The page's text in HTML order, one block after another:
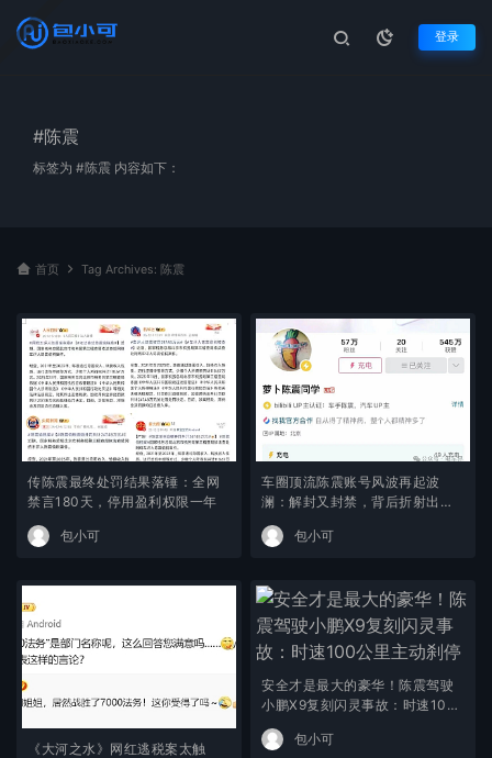
登录
#陈震
标签为 #陈震 内容如下：
首页 Tag Archives: 陈震
传陈震最终处罚结果落锤：全网
禁言180天，停用盈利权限一年
包小可
车圈顶流陈震账号风波再起波
澜：解封又封禁，背后折射出什
么信号？
包小可
《大河之水》网红逃税案太触
安全才是最大的豪华！陈震驾驶
小鹏X9复刻闪灵事故：时速100
公里主动刹停
包小可